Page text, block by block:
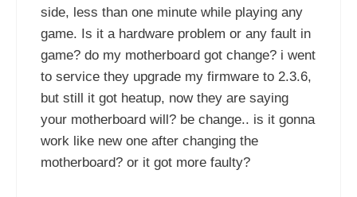
side, less than one minute while playing any
game. Is it a hardware problem or any fault in
game? do my motherboard got change? i went
to service they upgrade my firmware to 2.3.6,
but still it got heatup, now they are saying
your motherboard will? be change.. is it gonna
work like new one after changing the
motherboard? or it got more faulty?